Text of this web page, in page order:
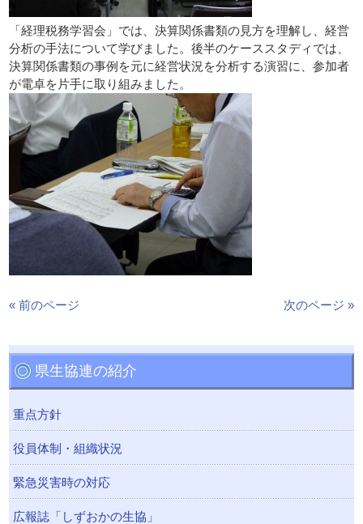
「経理税務学習会」では、決算関係書類の見方を理解し、経営
分析の手法について学びました。後半のケーススタディでは、
決算関係書類の事例を元に経営状況を分析する演習に、参加者
が電卓を片手に取り組みました。
« 前のページ 次のページ »
県生協連の紹介
重点方針
役員体制・組織状況
緊急災害時の対応
広報誌「しずおかの生協」